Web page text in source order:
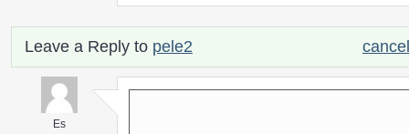
Leave a Reply to pele2
Es